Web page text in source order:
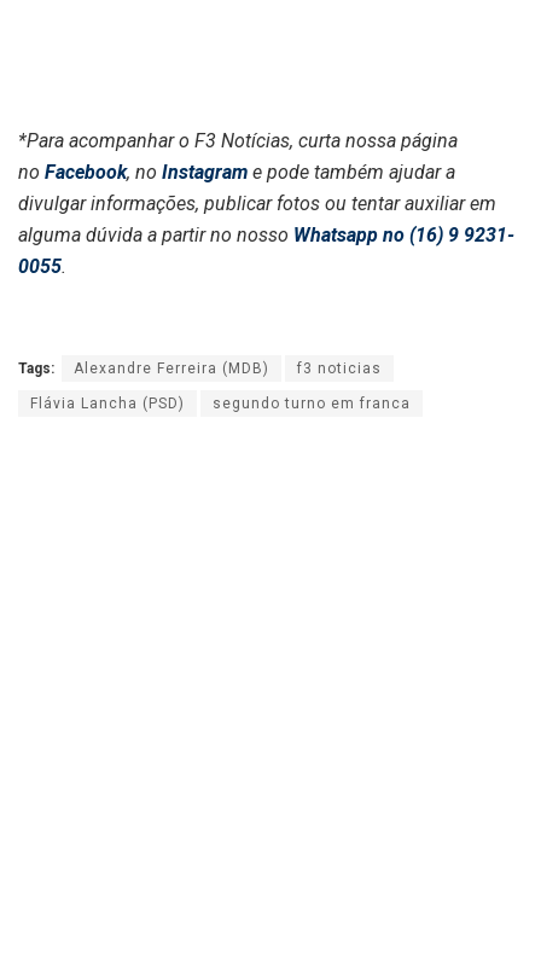
*Para acompanhar o F3 Notícias, curta nossa página
no Facebook, no Instagram e pode também ajudar a
divulgar informações, publicar fotos ou tentar auxiliar em
alguma dúvida a partir no nosso Whatsapp no (16) 9 9231-
0055.
Tags: Alexandre Ferreira (MDB) f3 noticias
Flávia Lancha (PSD) segundo turno em franca